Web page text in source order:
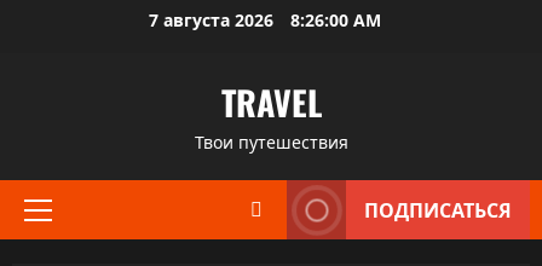
7 августа 2026 8:26:01 AM
TRAVEL
Твои путешествия
Основное
ПОДПИСАТЬСЯ